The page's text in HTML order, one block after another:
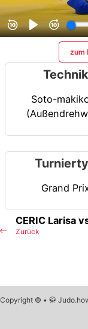
zum
Technik
Soto-
Grand
Zurück
CERIC Larisa
Copyright © • 🥋